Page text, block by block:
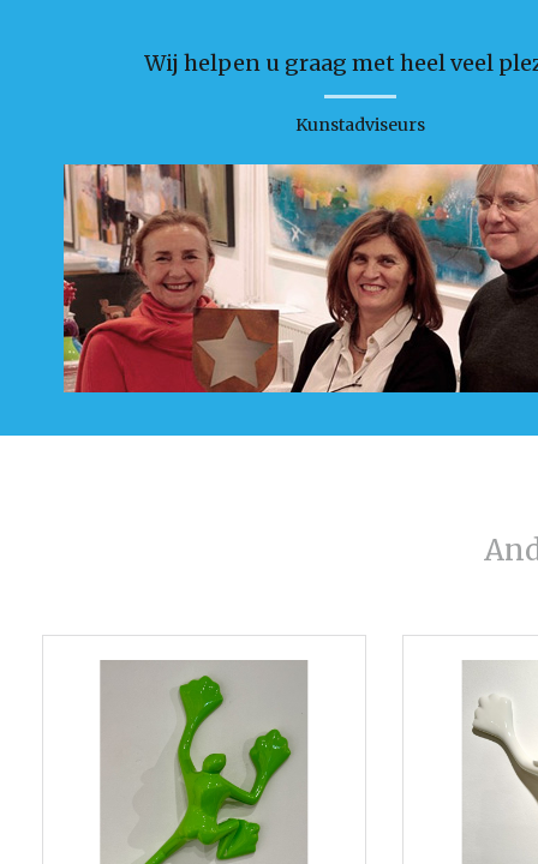
Wij helpen u graag met heel veel
Kunstadviseurs